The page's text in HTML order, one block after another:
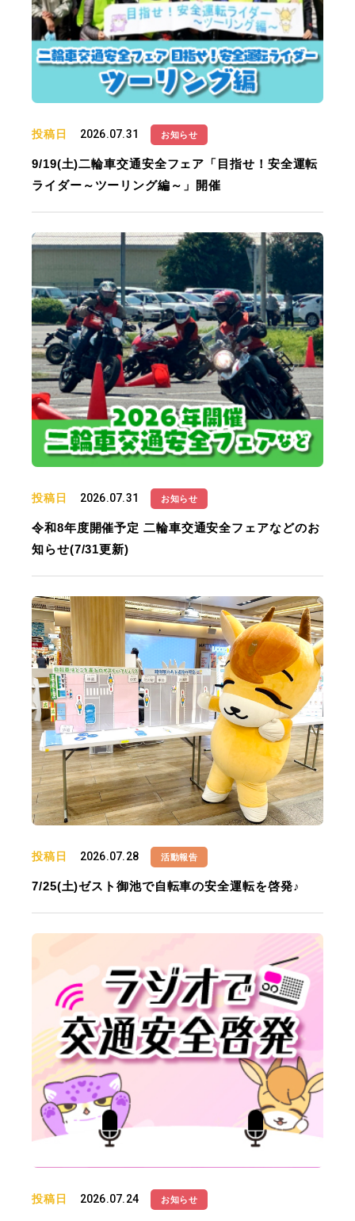
投稿日 2026.07.31 お知らせ
9/19(土)二輪車交通安全フェア「目指せ！安全運転
ライダー～ツーリング編～」開催
投稿日 2026.07.31 お知らせ
令和8年度開催予定 二輪車交通安全フェアなどのお
知らせ(7/31更新)
投稿日 2026.07.28 活動報告
7/25(土)ゼスト御池で自転車の安全運転を啓発♪
投稿日 2026.07.24 お知らせ